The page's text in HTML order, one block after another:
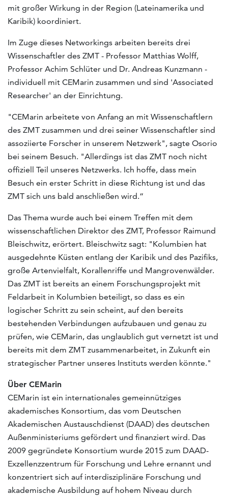
mit großer Wirkung in der Region (Lateinamerika und
Karibik) koordiniert.
Im Zuge dieses Networkings arbeiten bereits drei
Wissenschaftler des ZMT - Professor Matthias Wolff,
Professor Achim Schlüter und Dr. Andreas Kunzmann -
individuell mit CEMarin zusammen und sind 'Associated
Researcher' an der Einrichtung.
"CEMarin arbeitete von Anfang an mit Wissenschaftlern
des ZMT zusammen und drei seiner Wissenschaftler sind
assoziierte Forscher in unserem Netzwerk", sagte Osorio
bei seinem Besuch. "Allerdings ist das ZMT noch nicht
offiziell Teil unseres Netzwerks. Ich hoffe, dass mein
Besuch ein erster Schritt in diese Richtung ist und das
ZMT sich uns bald anschließen wird.“
Das Thema wurde auch bei einem Treffen mit dem
wissenschaftlichen Direktor des ZMT, Professor Raimund
Bleischwitz, erörtert. Bleischwitz sagt: "Kolumbien hat
ausgedehnte Küsten entlang der Karibik und des Pazifiks,
große Artenvielfalt, Korallenriffe und Mangrovenwälder.
Das ZMT ist bereits an einem Forschungsprojekt mit
Feldarbeit in Kolumbien beteiligt, so dass es ein
logischer Schritt zu sein scheint, auf den bereits
bestehenden Verbindungen aufzubauen und genau zu
prüfen, wie CEMarin, das unglaublich gut vernetzt ist und
bereits mit dem ZMT zusammenarbeitet, in Zukunft ein
strategischer Partner unseres Instituts werden könnte."
Über CEMarin
CEMarin ist ein internationales gemeinnütziges
akademisches Konsortium, das vom Deutschen
Akademischen Austauschdienst (DAAD) des deutschen
Außenministeriums gefördert und finanziert wird. Das
2009 gegründete Konsortium wurde 2015 zum DAAD-
Exzellenzzentrum für Forschung und Lehre ernannt und
konzentriert sich auf interdisziplinäre Forschung und
akademische Ausbildung auf hohem Niveau durch